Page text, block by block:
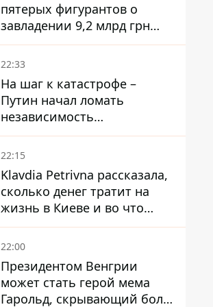
пятерых фигурантов о
завладении 9,2 млрд грн
ПриватБанка направили в
суд
22:33
На шаг к катастрофе –
Путин начал ломать
независимость
собственного Центробанка,
заставив снизить базовую
ставку
22:15
Klavdia Petrivna рассказала,
сколько денег тратит на
жизнь в Киеве и во что
вкладывает миллионы
22:00
Президентом Венгрии
может стать герой мема
Гарольд, скрывающий боль